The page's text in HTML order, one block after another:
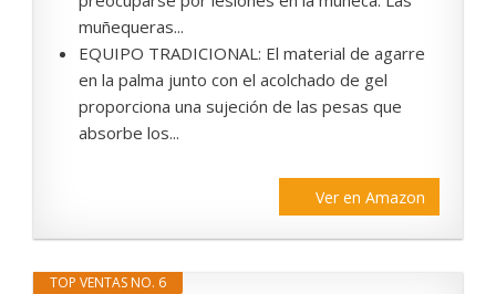
muñequeras...
EQUIPO TRADICIONAL: El material de agarre
en la palma junto con el acolchado de gel
proporciona una sujeción de las pesas que
absorbe los...
Ver en Amazon
TOP VENTAS NO. 6